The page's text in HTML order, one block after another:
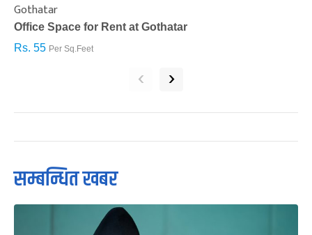
Gothatar
Office Space for Rent at Gothatar
Rs. 55 Per Sq.Feet
‹ ›
सम्बन्धित खबर